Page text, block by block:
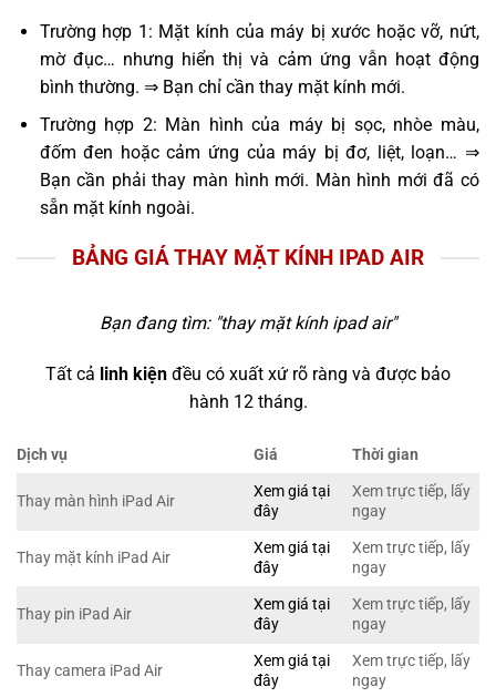
Trường hợp 1: Mặt kính của máy bị xước hoặc vỡ, nứt,
mờ đục… nhưng hiển thị và cảm ứng vẫn hoạt động
bình thường. ⇒ Bạn chỉ cần thay mặt kính mới.
Trường hợp 2: Màn hình của máy bị sọc, nhòe màu,
đốm đen hoặc cảm ứng của máy bị đơ, liệt, loạn… ⇒
Bạn cần phải thay màn hình mới. Màn hình mới đã có
sẵn mặt kính ngoài.
BẢNG GIÁ THAY MẶT KÍNH IPAD AIR
Bạn đang tìm: "thay mặt kính ipad air"
Tất cả linh kiện đều có xuất xứ rõ ràng và được bảo
hành 12 tháng.
Dịch vụ Giá Thời gian
Thay màn hình iPad Air
Xem giá tại
đây
Xem trực tiếp, lấy
ngay
Thay mặt kính iPad Air
Xem giá tại
đây
Xem trực tiếp, lấy
ngay
Thay pin iPad Air
Xem giá tại
đây
Xem trực tiếp, lấy
ngay
Thay camera iPad Air
Xem giá tại
đây
Xem trực tiếp, lấy
ngay